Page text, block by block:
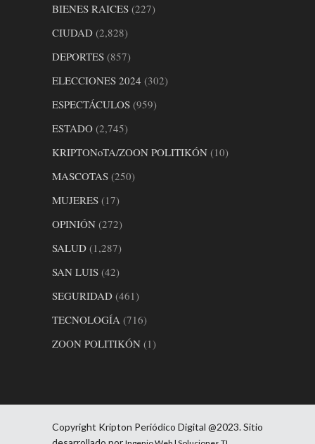
BIENES RAICES (227)
CIUDAD (2,828)
DEPORTES (857)
ELECCIONES 2024 (302)
ESPECTÁCULOS (959)
ESTADO (2,745)
KRIPTONoTA/ZOON POLITIKÓN (10)
MASCOTAS (250)
MUJERES (17)
OPINIÓN (272)
SALUD (1,287)
SAN LUIS (42)
SEGURIDAD (461)
TECNOLOGÍA (716)
ZOON POLITIKÓN (1)
Copyright Kripton Periódico Digital @2023. Sitio